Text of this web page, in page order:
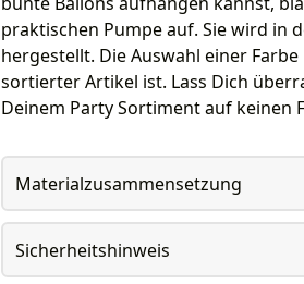
praktischen Pumpe auf. Sie wird in
hergestellt. Die Auswahl einer
sortierter Artikel ist. Lass Dich
Deinem Party Sortiment auf keinen
Materialzusammensetzung
Sicherheitshinweis